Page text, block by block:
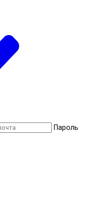
Пароль